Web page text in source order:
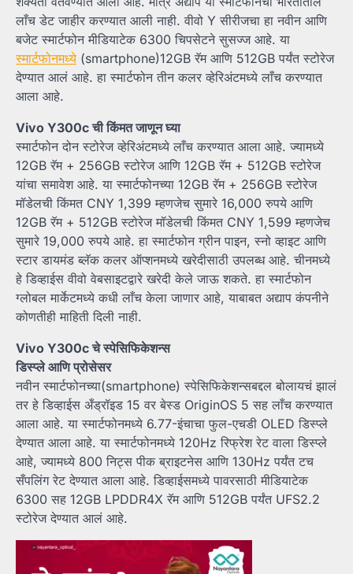
लाँच डेट जाहीर करण्यात आली नाही. वीवो Y सीरीजचा हा नवीन आणि
बजेट स्मार्टफोन मीडियाटेक 6300 चिपसेटने सुसज्ज आहे. या
स्मार्टफोनमध्ये (smartphone)12GB रॅम आणि 512GB पर्यंत स्टोरेज
देण्यात आलं आहे. हा स्मार्टफोन तीन कलर व्हेरिअंटमध्ये लाँच करण्यात
आला आहे.
Vivo Y300c ची किंमत जाणून घ्या
स्मार्टफोन दोन स्टोरेज व्हेरिअंटमध्ये लाँच करण्यात आला आहे. ज्यामध्ये
12GB रॅम + 256GB स्टोरेज आणि 12GB रॅम + 512GB स्टोरेज
यांचा समावेश आहे. या स्मार्टफोनच्या 12GB रॅम + 256GB स्टोरेज
मॉडेलची किंमत CNY 1,399 म्हणजेच सुमारे 16,000 रुपये आणि
12GB रॅम + 512GB स्टोरेज मॉडेलची किंमत CNY 1,599 म्हणजेच
सुमारे 19,000 रुपये आहे. हा स्मार्टफोन ग्रीन पाइन, स्नो व्हाइट आणि
स्टार डायमंड ब्लॅक कलर ऑप्शनमध्ये खरेदीसाठी उपलब्ध आहे. चीनमध्ये
हे डिव्हाईस वीवो वेबसाइटद्वारे खरेदी केले जाऊ शकते. हा स्मार्टफोन
ग्लोबल मार्केटमध्ये कधी लाँच केला जाणार आहे, याबाबत अद्याप कंपनीने
कोणतीही माहिती दिली नाही.
Vivo Y300c चे स्पेसिफिकेशन्स
डिस्प्ले आणि प्रोसेसर
नवीन स्मार्टफोनच्या(smartphone) स्पेसिफिकेशन्सबद्दल बोलायचं झालं
तर हे डिव्हाईस अँड्रॉइड 15 वर बेस्ड OriginOS 5 सह लाँच करण्यात
आला आहे. या स्मार्टफोनमध्ये 6.77-इंचाचा फुल-एचडी OLED डिस्प्ले
देण्यात आला आहे. या स्मार्टफोनमध्ये 120Hz रिफ्रेश रेट वाला डिस्प्ले
आहे, ज्यामध्ये 800 निट्स पीक ब्राइटनेस आणि 130Hz पर्यंत टच
सँपलिंग रेट देण्यात आला आहे. डिव्हाईसमध्ये पावरसाठी मीडियाटेक
6300 सह 12GB LPDDR4X रॅम आणि 512GB पर्यंत UFS2.2
स्टोरेज देण्यात आलं आहे.